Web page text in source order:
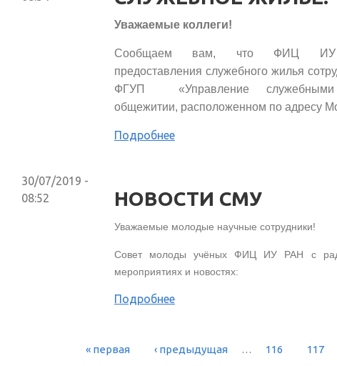
Уважаемые коллеги!
Сообщаем вам, что ФИЦ ИУ
предоставления служебного жилья
ФГУП «Управление
общежитии, расположенном по адресу
Подробнее
30/07/2019 -
08:52
НОВОСТИ СМУ
Уважаемые молодые научные сотрудники!
Совет молоды учёных ФИЦ ИУ РАН с
мероприятиях и новостях:
Подробнее
« первая ‹ предыдущая … 116 117